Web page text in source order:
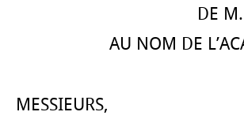
DE
AU NOM DE
MESSIEURS,